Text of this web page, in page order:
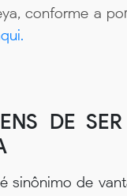
conforme a
DE
sinônimo de